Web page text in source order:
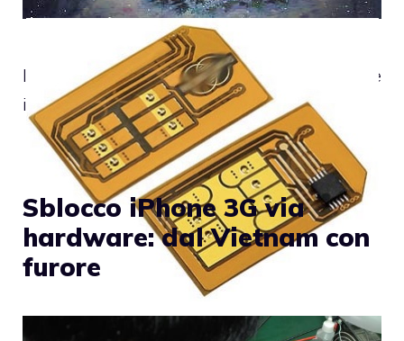
Il Natale è anche il momento dell’anno ideale
in cui, facendosi un veloce esame di
Sblocco iPhone 3G via
hardware: dal Vietnam con
furore